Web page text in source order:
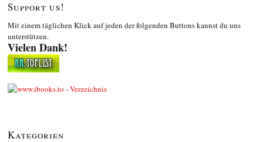
Support us!
Mit einem täglichen Klick auf jeden der folgenden Buttons kannst du uns
unterstützen.
Vielen Dank!
Kategorien